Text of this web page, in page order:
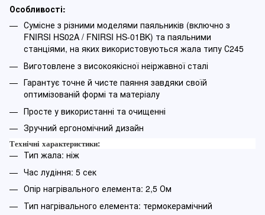
Особливості:
Сумісне з різними моделями паяльників (включно з
FNIRSI HS02A / FNIRSI HS-01BK) та паяльними
станціями, на яких використовуються жала типу С245
Виготовлене з високоякісної неіржавної сталі
Гарантує точне й чисте паяння завдяки своїй
оптимізованій формі та матеріалу
Просте у використанні та очищенні
Зручний ергономічний дизайн
Технічні характеристики:
Тип жала: ніж
Час лудіння: 5 сек
Опір нагрівального елемента: 2,5 Ом
Тип нагрівального елемента: термокерамічний